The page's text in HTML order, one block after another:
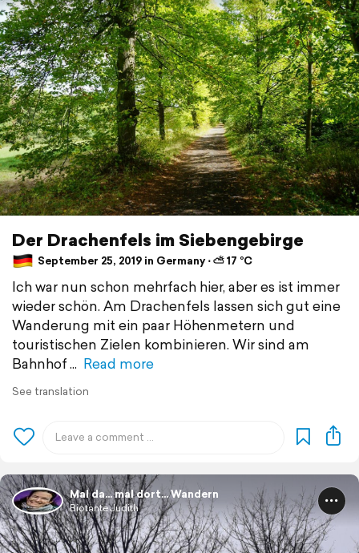
Der Drachenfels im Siebengebirge
September 25, 2019 in Germany ⋅ ⛅ 17 °C
Ich war nun schon mehrfach hier, aber es ist immer
wieder schön. Am Drachenfels lassen sich gut eine
Wanderung mit ein paar Höhenmetern und
touristischen Zielen kombinieren. Wir sind am
Bahnhof
Read more
See translation
Mal da... mal dort... Wandern
BiotanteJudith